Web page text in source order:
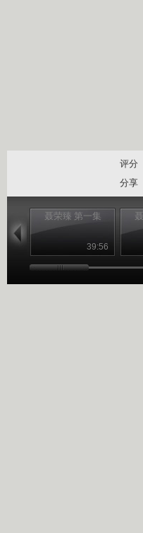
评分
分享
聂荣臻 第一集
39:56